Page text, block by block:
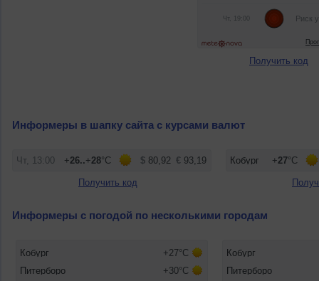
Получить код
Информеры в шапку сайта с курсами валют
Получить код
Информеры с погодой по несколькими городам